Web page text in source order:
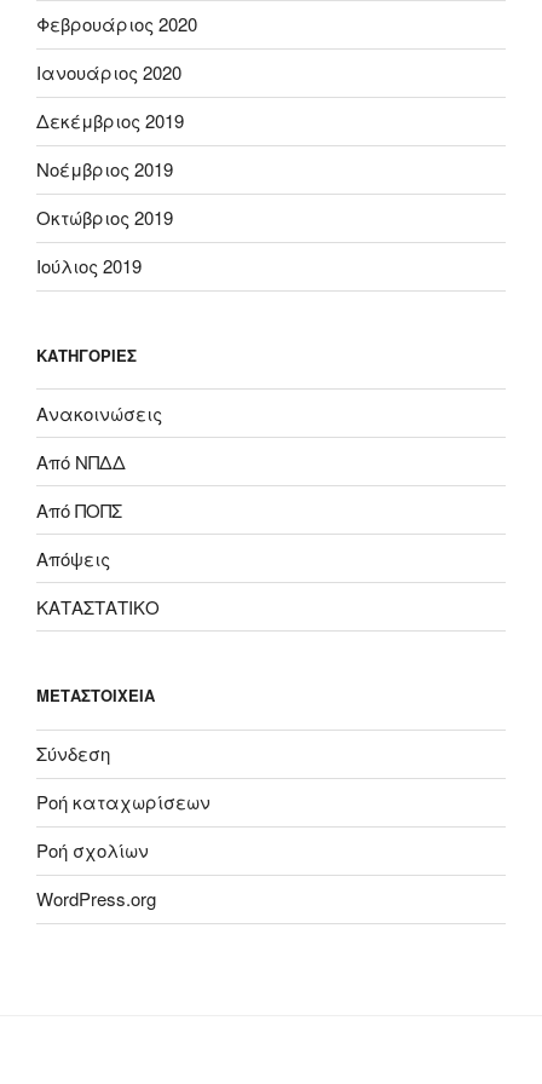
Φεβρουάριος 2020
Ιανουάριος 2020
Δεκέμβριος 2019
Νοέμβριος 2019
Οκτώβριος 2019
Ιούλιος 2019
KΑΤΗΓΟΡΊΕΣ
Ανακοινώσεις
Από ΝΠΔΔ
Από ΠΟΠΣ
Απόψεις
ΚΑΤΑΣΤΑΤΙΚΟ
ΜΕΤΑΣΤΟΙΧΕΊΑ
Σύνδεση
Ροή καταχωρίσεων
Ροή σχολίων
WordPress.org